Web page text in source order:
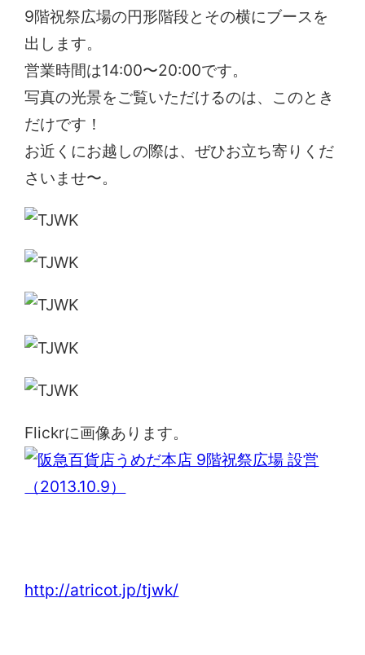
9階祝祭広場の円形階段とその横にブースを
出します。
営業時間は14:00〜20:00です。
写真の光景をご覧いただけるのは、このとき
だけです！
お近くにお越しの際は、ぜひお立ち寄りくだ
さいませ〜。
Flickrに画像あります。
http://atricot.jp/tjwk/